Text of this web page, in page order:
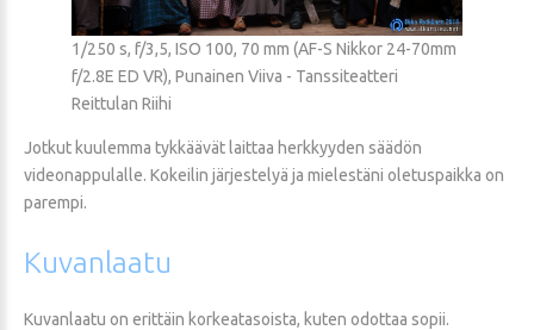
1/250 s, f/3,5, ISO 100, 70 mm (AF-S Nikkor 24-70mm
f/2.8E ED VR), Punainen Viiva - Tanssiteatteri
Reittulan Riihi
Jotkut kuulemma tykkäävät laittaa herkkyyden säädön
videonappulalle. Kokeilin järjestelyä ja mielestäni oletuspaikka on
parempi.
Kuvanlaatu
Kuvanlaatu on erittäin korkeatasoista, kuten odottaa sopii.